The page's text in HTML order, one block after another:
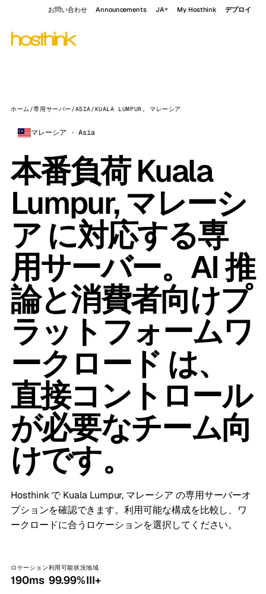
お問い合わせ Announcements JA My Hosthink デプロイ
ホーム /専用サーバー /ASIA/KUALA LUMPUR, マレーシア
マレーシア · Asia
本番負荷 Kuala
Lumpur, マレーシ
ア に対応する専
用サーバー。AI 推
論と消費者向けプ
ラットフォームワ
ークロード は、
直接コントロール
が必要なチーム向
けです。
Hosthink で Kuala Lumpur, マレーシア の専用サーバーオ
プションを確認できます。利用可能な構成を比較し、ワ
ークロードに合うロケーションを選択してください。
ロケーション
190ms
利用可能状況
99.99%
地域
III+